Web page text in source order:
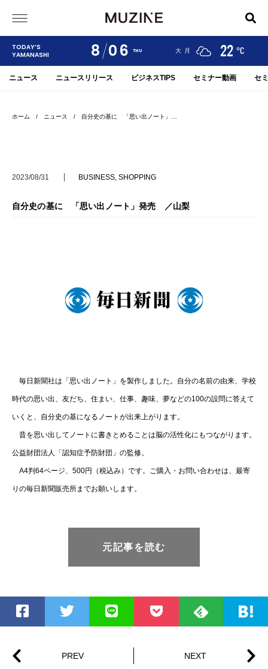
TODAY’S
YAMANASHI
8 06 THU
甲府 河口湖 大月 22 °C
ニュース ニュースリリース ビジネスTIPS セミナー動画 セ
ホーム / ニュース / 自分史の基に 「思い出ノート」…
2023/08/31 BUSINESS, SHOPPING
自分史の基に 「思い出ノート」発売 ／山梨
毎日新聞社は「思い出ノート」を製作しました。自分の名前の由来、学校
時代の思い出、友だち、住まい、仕事、趣味、夢などの100の設問に答えて
いくと、自分史の基になるノートが出来上がります。
昔を思い出してノートに書きとめることは脳の活性化にもつながります。
公益財団法人「認知症予防財団」の監修。
A4判64ページ、500円（税込み）です。ご購入・お問い合わせは、最寄
りの毎日新聞販売所までお願いします。
元記事を読む